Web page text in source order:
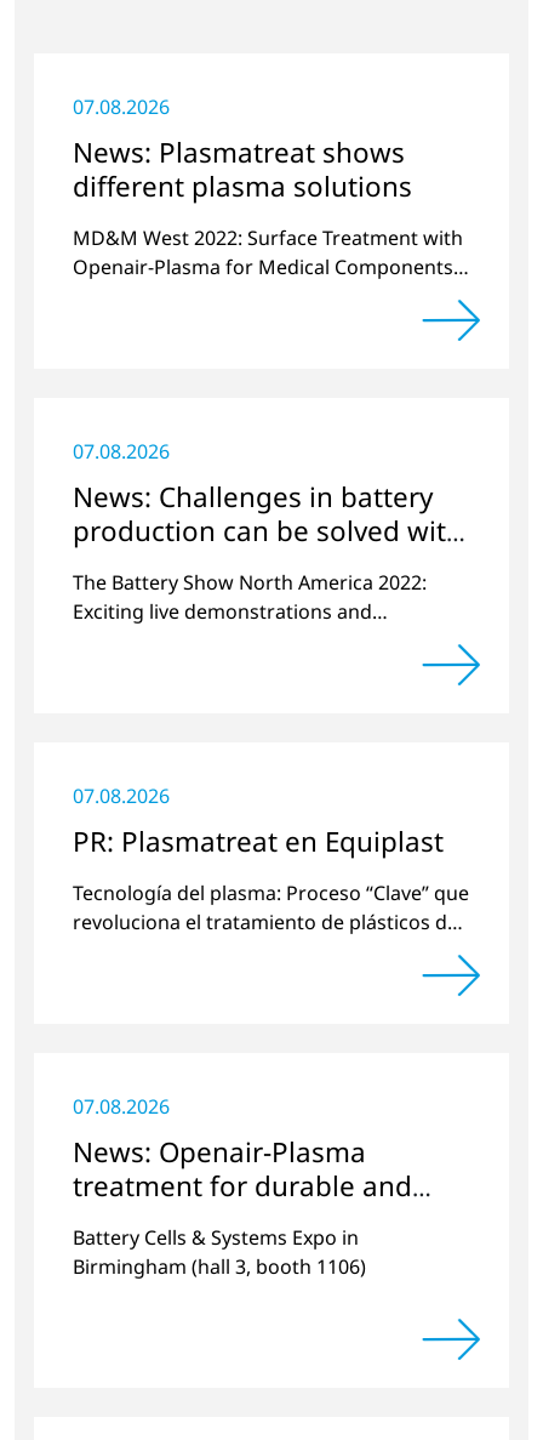
07.08.2026
News: Plasmatreat shows
different plasma solutions
MD&M West 2022: Surface Treatment with
Openair-Plasma for Medical Components
07.08.2026
News: Challenges in battery
production can be solved with
plasma
The Battery Show North America 2022:
Exciting live demonstrations and
battery cell manufacturing and plasma
07.08.2026
PR: Plasmatreat en Equiplast
Tecnología del plasma: Proceso “Clave” que
revoluciona el tratamiento de plásticos de
07.08.2026
News: Openair-Plasma
treatment for durable and
efficient batteries
Battery Cells & Systems Expo in
Birmingham (hall 3, booth 1106)